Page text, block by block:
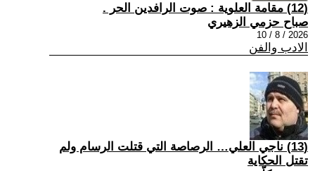
(12) مقامة العلوية : صوت الرافدين الحر .
صباح حزمي الزهيري
2026 / 8 / 10
الادب والفن
(13) ناجي العلي… الرصاصة التي قتلت الرسام ولم
تقتل الحكاية